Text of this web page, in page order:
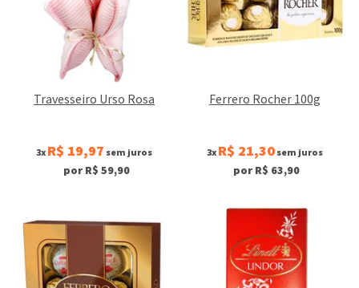
Travesseiro Urso Rosa
3x R$ 19,97 sem juros
por R$ 59,90
Ferrero Rocher 100g
3x R$ 21,30sem juros
por R$ 63,90